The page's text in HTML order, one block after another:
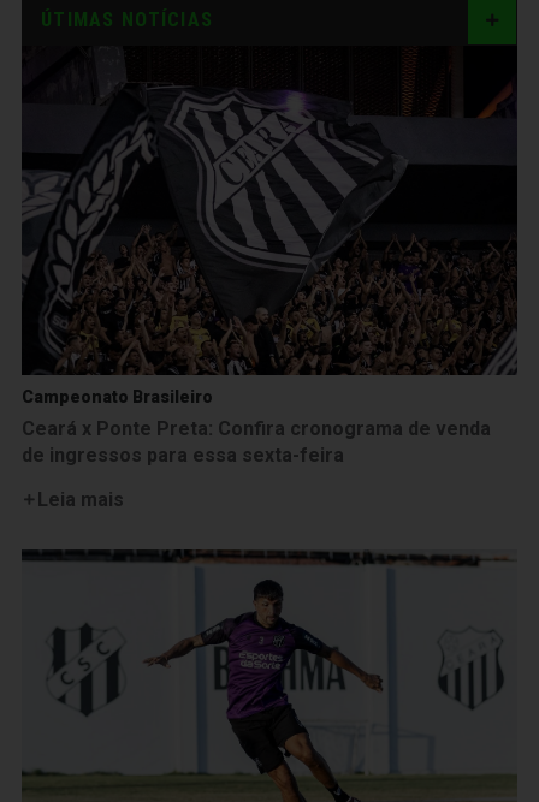
ÚTIMAS NOTÍCIAS
Campeonato Brasileiro
Ceará x Ponte Preta: Confira cronograma de venda
de ingressos para essa sexta-feira
Leia mais